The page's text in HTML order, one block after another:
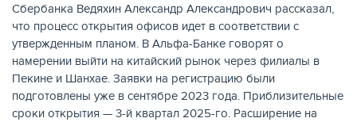
НАКОПЛЕНИЯ
Сбербанка Ведяхин Александр Александрович рассказал,
что процесс открытия офисов идет в соответствии с
утвержденным планом. В Альфа-Банке говорят о
намерении выйти на китайский рынок через филиалы в
Пекине и Шанхае. Заявки на регистрацию были
подготовлены уже в сентябре 2023 года. Приблизительные
сроки открытия — 3-й квартал 2025-го. Расширение на